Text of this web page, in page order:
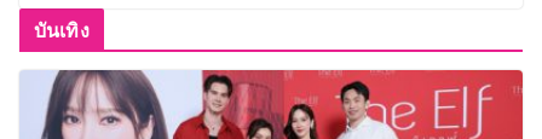
บันเทิง